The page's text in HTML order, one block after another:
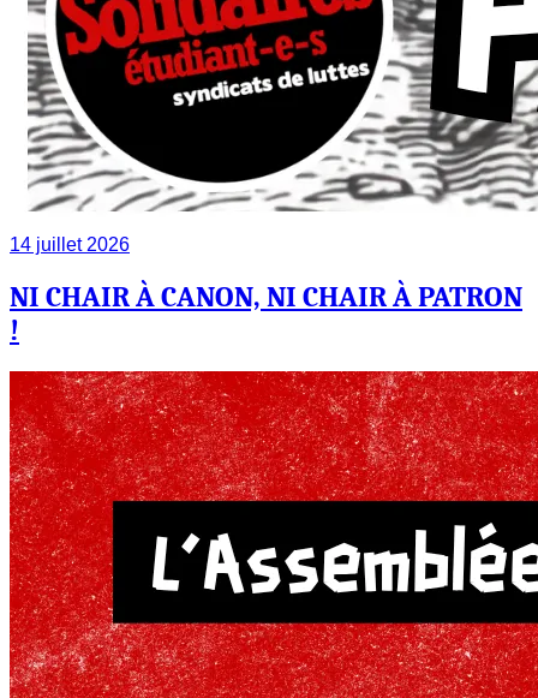
14 juillet 2026
NI CHAIR À CANON, NI CHAIR À PATRON
!